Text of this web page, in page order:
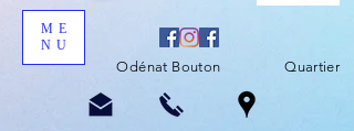
ME
NU
Odénat Bouton Quartier